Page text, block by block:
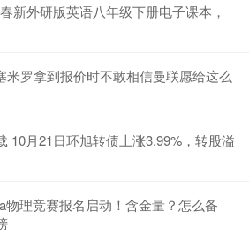
新外研版英语八年级下册电子课本，
米罗拿到报价时不敢相信曼联愿给这么
10月21日环旭转债上涨3.99%，转股溢
理竞赛报名启动！含金量？怎么备